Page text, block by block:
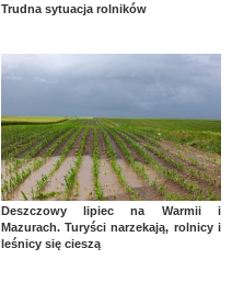
Trudna sytuacja rolników
Deszczowy lipiec na Warmii i
Mazurach. Turyści narzekają, rolnicy i
leśnicy się cieszą